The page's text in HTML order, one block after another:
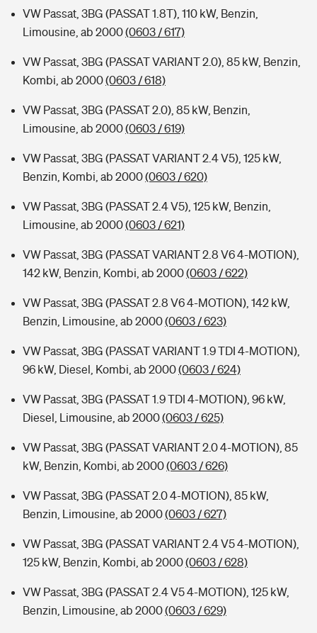
VW Passat, 3BG (PASSAT 1.8T), 110 kW, Benzin,
Limousine, ab 2000(0603 / 617)
VW Passat, 3BG (PASSAT VARIANT 2.0), 85 kW, Benzin,
Kombi, ab 2000(0603 / 618)
VW Passat, 3BG (PASSAT 2.0), 85 kW, Benzin,
Limousine, ab 2000(0603 / 619)
VW Passat, 3BG (PASSAT VARIANT 2.4 V5), 125 kW,
Benzin, Kombi, ab 2000(0603 / 620)
VW Passat, 3BG (PASSAT 2.4 V5), 125 kW, Benzin,
Limousine, ab 2000(0603 / 621)
VW Passat, 3BG (PASSAT VARIANT 2.8 V6 4-MOTION),
142 kW, Benzin, Kombi, ab 2000(0603 / 622)
VW Passat, 3BG (PASSAT 2.8 V6 4-MOTION), 142 kW,
Benzin, Limousine, ab 2000(0603 / 623)
VW Passat, 3BG (PASSAT VARIANT 1.9 TDI 4-MOTION),
96 kW, Diesel, Kombi, ab 2000(0603 / 624)
VW Passat, 3BG (PASSAT 1.9 TDI 4-MOTION), 96 kW,
Diesel, Limousine, ab 2000(0603 / 625)
VW Passat, 3BG (PASSAT VARIANT 2.0 4-MOTION), 85
kW, Benzin, Kombi, ab 2000(0603 / 626)
VW Passat, 3BG (PASSAT 2.0 4-MOTION), 85 kW,
Benzin, Limousine, ab 2000(0603 / 627)
VW Passat, 3BG (PASSAT VARIANT 2.4 V5 4-MOTION),
125 kW, Benzin, Kombi, ab 2000(0603 / 628)
VW Passat, 3BG (PASSAT 2.4 V5 4-MOTION), 125 kW,
Benzin, Limousine, ab 2000(0603 / 629)